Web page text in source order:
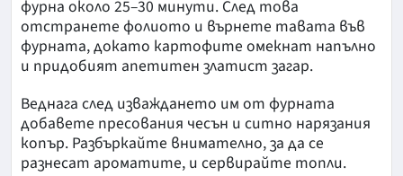
фурна около 25–30 минути. След това
отстранете фолиото и върнете тавата във
фурната, докато картофите омекнат напълно
и придобият апетитен златист загар.
Веднага след изваждането им от фурната
добавете пресования чесън и ситно нарязания
копър. Разбъркайте внимателно, за да се
разнесат ароматите, и сервирайте топли.